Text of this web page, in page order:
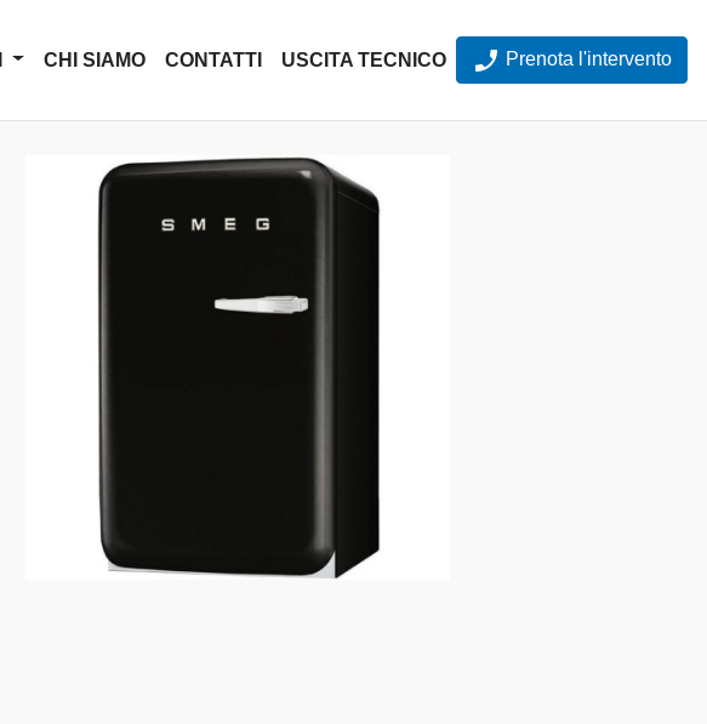
CHI SIAMO CONTATTI USCITA TECNICO Prenota l'intervento